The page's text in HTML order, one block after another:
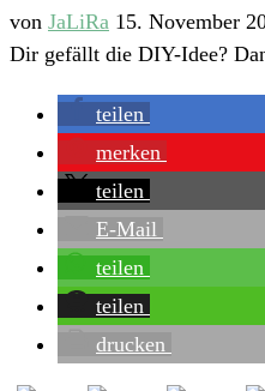
von JaLiRa 15. November
Dir gefällt die DIY-Idee?
teilen
merken
teilen
E-Mail
teilen
teilen
drucken